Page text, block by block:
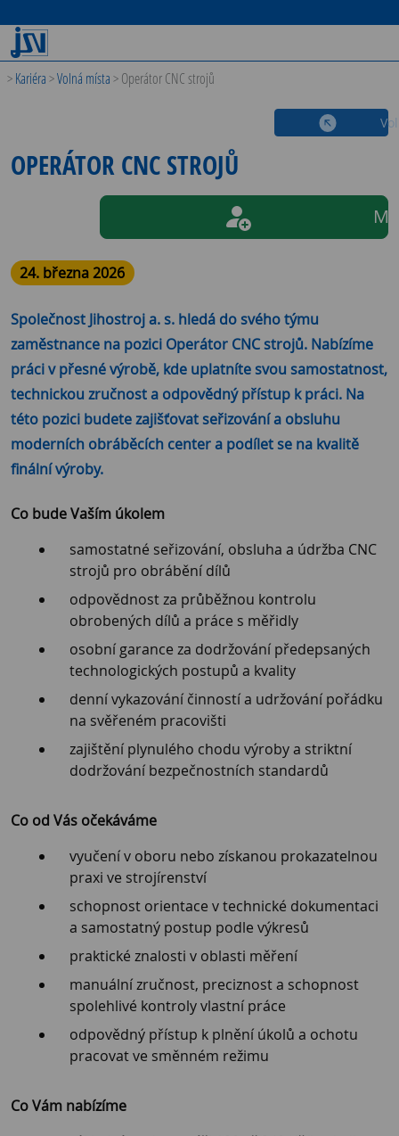
>Kariéra>Volná místa>Operátor CNC strojů
OPERÁTOR CNC STROJŮ
24. března 2026
Společnost Jihostroj a. s. hledá do svého týmu
zaměstnance na pozici Operátor CNC strojů. Nabízíme
práci v přesné výrobě, kde uplatníte svou samostatnost,
technickou zručnost a odpovědný přístup k práci. Na
této pozici budete zajišťovat seřizování a obsluhu
moderních obráběcích center a podílet se na kvalitě
finální výroby.
Co bude Vaším úkolem
samostatné seřizování, obsluha a údržba CNC
strojů pro obrábění dílů
odpovědnost za průběžnou kontrolu
obrobených dílů a práce s měřidly
osobní garance za dodržování předepsaných
technologických postupů a kvality
denní vykazování činností a udržování pořádku
na svěřeném pracovišti
zajištění plynulého chodu výroby a striktní
dodržování bezpečnostních standardů
Co od Vás očekáváme
vyučení v oboru nebo získanou prokazatelnou
praxi ve strojírenství
schopnost orientace v technické dokumentaci
a samostatný postup podle výkresů
praktické znalosti v oblasti měření
manuální zručnost, preciznost a schopnost
spolehlivé kontroly vlastní práce
odpovědný přístup k plnění úkolů a ochotu
pracovat ve směnném režimu
Co Vám nabízíme